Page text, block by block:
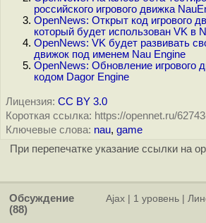
российского игрового движка
OpenNews: Открыт код игрового
который будет использован VK в
OpenNews: VK будет развивать
движок под именем Nau Engine
OpenNews: Обновление игрового
кодом Dagor Engine
Лицензия: CC BY 3.0
Короткая ссылка: https://opennet.ru/
Ключевые слова: nau, game
При перепечатке указание ссылки на
Обсуждение
(88)
Ajax 1 уровень